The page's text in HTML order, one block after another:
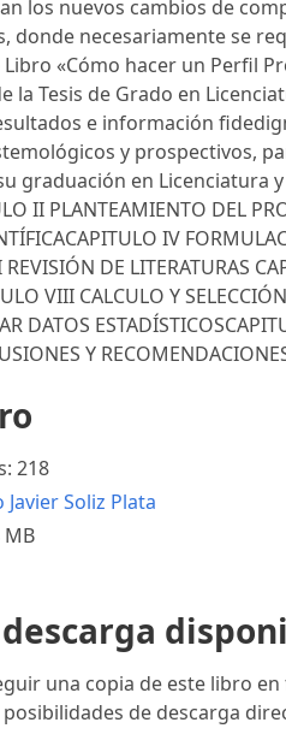
los nuevos cambios de
donde necesariamente se
«Cómo hacer un Perfil
la Tesis de Grado en
e información
y prospectivos,
graduación en Licenciatura
II PLANTEAMIENTO DEL
IV
DE LITERATURAS
VIII CALCULO Y
DATOS
Y
218
Soliz Plata
MB
una copia de este libro
de descarga